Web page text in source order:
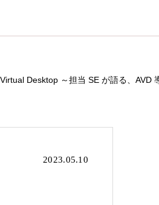
Desktop ～担当 SE が語る、AVD
2023.05.10